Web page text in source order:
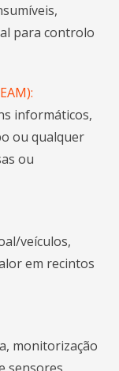
para controlo
informáticos,
ou qualquer
ou
veículos,
em recintos
monitorização